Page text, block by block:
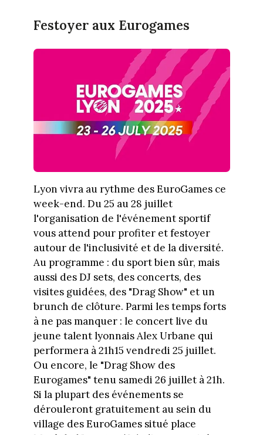
Festoyer aux Eurogames
Lyon vivra au rythme des EuroGames ce
week-end. Du 25 au 28 juillet
l'organisation de l'événement sportif
vous attend pour profiter et festoyer
autour de l'inclusivité et de la diversité.
Au programme : du sport bien sûr, mais
aussi des DJ sets, des concerts, des
visites guidées, des "Drag Show" et un
brunch de clôture. Parmi les temps forts
à ne pas manquer : le concert live du
jeune talent lyonnais Alex Urbane qui
performera à 21h15 vendredi 25 juillet.
Ou encore, le "Drag Show des
Eurogames" tenu samedi 26 juillet à 21h.
Si la plupart des événements se
dérouleront gratuitement au sein du
village des EuroGames situé place